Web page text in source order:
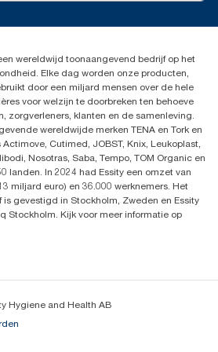
wereldwijd toonaangevend bedrijf op het
Elke dag worden onze producten,
door een miljard mensen over de hele
voor welzijn te doorbreken ten behoeve
zorgverleners, klanten en de samenleving.
wereldwijde merken TENA en Tork en
Cutimed, JOBST, Knix, Leukoplast,
Nosotras, Saba, Tempo, TOM Organic en
landen. In 2024 had Essity een omzet van
miljard euro) en 36.000 werknemers. Het
gevestigd in Stockholm, Zweden en Essity
Stockholm. Kijk voor meer informatie op
Hygiene and Health AB